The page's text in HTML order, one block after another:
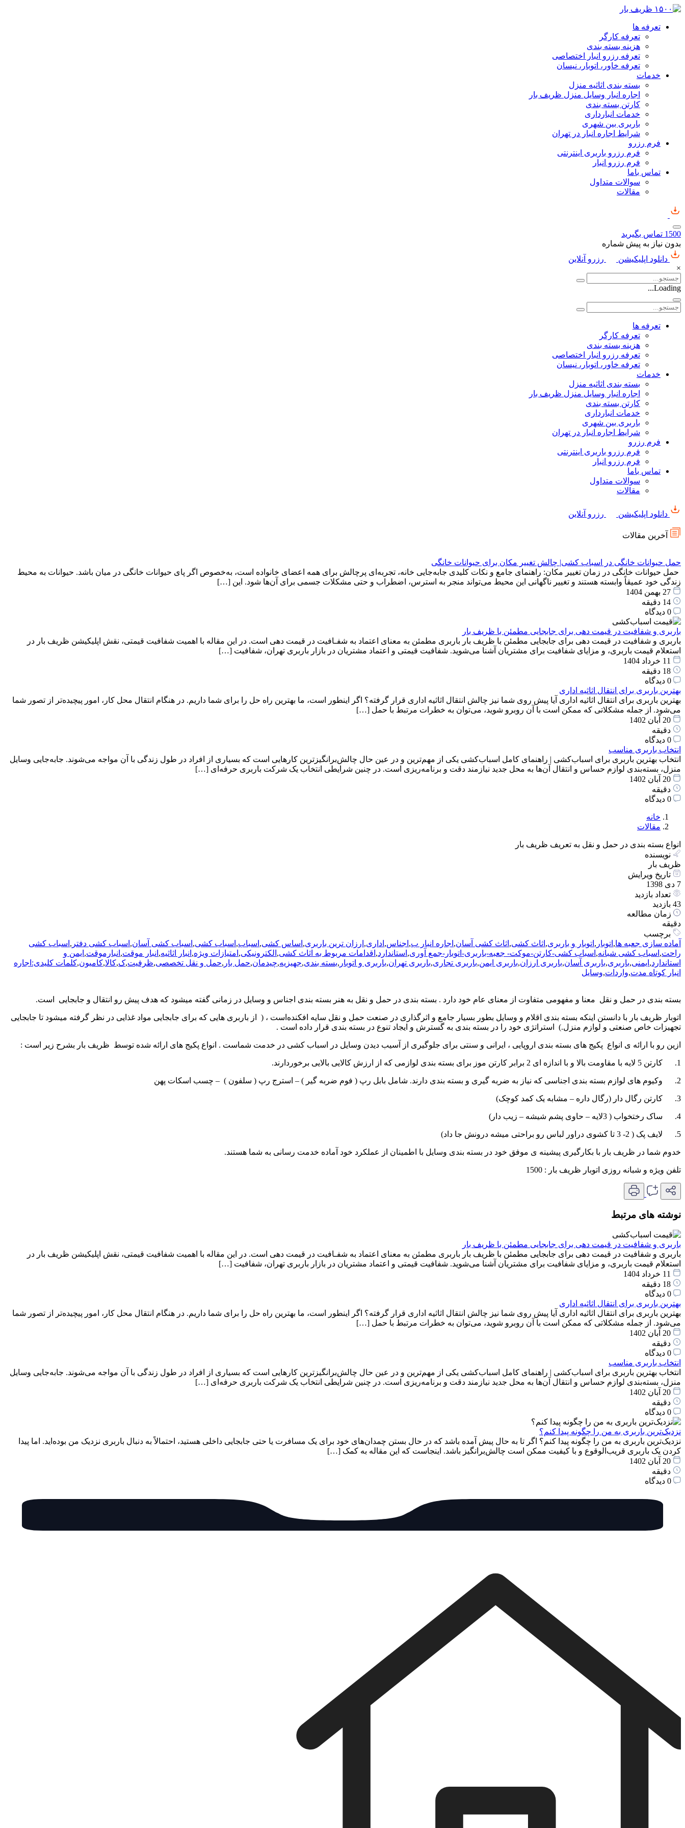
تعرفه ها
تعرفه کارگر
هزینه بسته بندی
تعرفه رزرو انبار اختصاصی
تعرفه خاور، اتوبار، نیسان
خدمات
بسته بندی اثاثیه منزل
اجاره انبار وسایل منزل ظریف بار
کارتن بسته بندی
خدمات انبارداری
باربری بین شهری
شرایط اجاره انبار در تهران
فرم رزرو
فرم رزرو باربری اینترنتی
فرم رزرو انبار
تماس باما
سوالات متداول
مقالات
1500 تماس بگیرید
بدون نیاز به پیش شماره
دانلود اپلیکیشن
رزرو آنلاین
×
Loading...
تعرفه ها
تعرفه کارگر
هزینه بسته بندی
تعرفه رزرو انبار اختصاصی
تعرفه خاور، اتوبار، نیسان
خدمات
بسته بندی اثاثیه منزل
اجاره انبار وسایل منزل ظریف بار
کارتن بسته بندی
خدمات انبارداری
باربری بین شهری
شرایط اجاره انبار در تهران
فرم رزرو
فرم رزرو باربری اینترنتی
فرم رزرو انبار
تماس باما
سوالات متداول
مقالات
دانلود اپلیکیشن رزرو آنلاین
آخرین مقالات
حمل حیوانات خانگی در اسباب کشی| چالش تغییر مکان برای حیوانات خانگی
حمل حیوانات خانگی در زمان تغییر مکان: راهنمای جامع و نکات کلیدی جابه‌جایی خانه، تجربه‌ای پرچالش برای همه اعضای خانواده است، به‌خصوص اگر پای حیوانات خانگی در میان باشد. حیوانات به محیط
زندگی خود عمیقاً وابسته هستند و تغییر ناگهانی این محیط می‌تواند منجر به استرس، اضطراب و حتی مشکلات جسمی برای آن‌ها شود. این […]
27 بهمن 1404
14 دقیقه
0 دیدگاه
باربری و شفافیت در قیمت دهی برای جابجایی مطمئن با ظریف بار
باربری و شفافیت در قیمت دهی برای جابجایی مطمئن با ظریف بار باربری مطمئن به معنای اعتماد به شفـافیت در قیمت دهی است. در این مقاله با اهمیت شفافیت قیمتی، نقش اپلیکیشن ظریف بار در
استعلام قیمت باربری، و مزایای شفافیت برای مشتریان آشنا می‌شوید. شفافیت قیمتی و اعتماد مشتریان در بازار باربری تهران، شفافیت […]
11 خرداد 1404
18 دقیقه
0 دیدگاه
بهترین باربری برای انتقال اثاثیه اداری
بهترین باربری برای انتقال اثاثیه اداری آیا پیش روی شما نیز چالش انتقال اثاثیه اداری قرار گرفته؟ اگر اینطور است، ما بهترین راه حل را برای شما داریم. در هنگام انتقال محل کار، امور پیچیده‌تر از تصور شما
می‌شود. از جمله مشکلاتی که ممکن است با آن روبرو شوید، می‌توان به خطرات مرتبط با حمل […]
20 آبان 1402
دقیقه
0 دیدگاه
انتخاب باربری مناسب
انتخاب بهترین باربری برای اسباب‌کشی | راهنمای کامل اسباب‌کشی یکی از مهم‌ترین و در عین حال چالش‌برانگیزترین کارهایی است که بسیاری از افراد در طول زندگی با آن مواجه می‌شوند. جابه‌جایی وسایل
منزل، بسته‌بندی لوازم حساس و انتقال آن‌ها به محل جدید نیازمند دقت و برنامه‌ریزی است. در چنین شرایطی انتخاب یک شرکت باربری حرفه‌ای […]
20 آبان 1402
دقیقه
0 دیدگاه
خانه
مقالات
انواع بسته بندی در حمل و نقل به تعریف ظریف بار
نویسنده
ظریف بار
تاریخ ویرایش
7 دی 1398
تعداد بازدید
43 بازدید
زمان مطالعه
دقیقه
برچسب
آماده سازی جعبه ها, اتوبار , اتوبار و باربری, اثاث کشی, اثاث کشی آسان, اجاره انبار ب, اجناس, اداری, ارزان ترین باربری, اساس کشی, اسباب, اسباب کشی, اسباب کشی آسان, اسباب کشی دفتر , اسباب کشی
راحت, اسباب کشی شبانه, اسباب کشی-کارتن-موکت- جعبه-باربری-اتوبار-جمع آوری, استاندارد, اقدامات مربوط به اثاث کشی, الکترونیکی, امتیازات ویژه, انبار اثاثیه, انبار موقت, انبارموقت, ایمن و
استاندارد, ایمنی,باربری,باربری آسان,باربری ارزان,باربری ایمن,باربری تجاری,باربری تهران,باربری و اتوبار ,بسته بندی,جهیزیه,چیدمان,حمل بار ,حمل و نقل تخصصی,ظرفیت,ک,کالا,کامیون,کلمات کلیدی:اجاره
انبار کوتاه مدت,واردات,وسایل
بسته بندی در حمل و نقل معنا و مفهومی متفاوت از معنای عام خود دارد . بسته بندی در حمل و نقل به هنر بسته بندی اجناس و وسایل در زمانی گفته میشود که هدف پیش رو انتقال و جابجایی است.
اتوبار ظریف بار با دانستن اینکه بسته بندی اقلام و وسایل بطور بسیار جامع و اثرگذاری در صنعت حمل و نقل سایه افکنده‌است ، ( از باربری هایی که برای جابجایی مواد غذایی در نظر گرفته میشود تا جابجایی
تجهیزات خاص صنعتی و لوازم منزل.) استراتژی خود را در بسته بندی به گسترش و ایجاد تنوع در بسته بندی قرار داده است .
ازین رو با ارائه ی انواع پکیج های بسته بندی اروپایی ، ایرانی و سنتی برای جلوگیری از آسیب دیدن وسایل در اسباب کشی در خدمت شماست . انواع پکیج های ارائه شده توسط ظریف بار بشرح زیر است :
1. کارتن 5 لایه با مقاومت بالا و با اندازه ای 2 برابر کارتن موز برای بسته بندی لوازمی که از ارزش کالایی بالایی برخوردارند.
2. وکیوم های لوازم بسته بندی اجناسی که نیاز به ضربه گیری و بسته بندی دارند. شامل بابل رپ ( فوم ضربه گیر ) – استرج رپ ( سلفون ) – چسب اسکات پهن
3. کارتن رگال دار (رگال داره – مشابه یک کمد کوچک)
4. ساک رختخواب ( 3لایه – حاوی پشم شیشه – زیب دار)
5. لایف پک ( 2- 3 تا کشوی دراور لباس رو براحتی میشه درونش جا داد)
خدوم شما در ظریف بار با بکارگیری پیشینه ی موفق خود در بسته بندی وسایل با اطمینان از عملکرد خود آماده خدمت رسانی به شما هستند.
تلفن ویژه و شبانه روزی اتوبار ظریف بار : 1500
نوشته های مرتبط
باربری و شفافیت در قیمت دهی برای جابجایی مطمئن با ظریف بار
باربری و شفافیت در قیمت دهی برای جابجایی مطمئن با ظریف بار باربری مطمئن به معنای اعتماد به شفـافیت در قیمت دهی است. در این مقاله با اهمیت شفافیت قیمتی، نقش اپلیکیشن ظریف بار در
استعلام قیمت باربری، و مزایای شفافیت برای مشتریان آشنا می‌شوید. شفافیت قیمتی و اعتماد مشتریان در بازار باربری تهران، شفافیت […]
11 خرداد 1404
18 دقیقه
0 دیدگاه
بهترین باربری برای انتقال اثاثیه اداری
بهترین باربری برای انتقال اثاثیه اداری آیا پیش روی شما نیز چالش انتقال اثاثیه اداری قرار گرفته؟ اگر اینطور است، ما بهترین راه حل را برای شما داریم. در هنگام انتقال محل کار، امور پیچیده‌تر از تصور شما
می‌شود. از جمله مشکلاتی که ممکن است با آن روبرو شوید، می‌توان به خطرات مرتبط با حمل […]
20 آبان 1402
دقیقه
0 دیدگاه
انتخاب باربری مناسب
انتخاب بهترین باربری برای اسباب‌کشی | راهنمای کامل اسباب‌کشی یکی از مهم‌ترین و در عین حال چالش‌برانگیزترین کارهایی است که بسیاری از افراد در طول زندگی با آن مواجه می‌شوند. جابه‌جایی وسایل
منزل، بسته‌بندی لوازم حساس و انتقال آن‌ها به محل جدید نیازمند دقت و برنامه‌ریزی است. در چنین شرایطی انتخاب یک شرکت باربری حرفه‌ای […]
20 آبان 1402
دقیقه
0 دیدگاه
نزدیک‌ترین باربری به من را چگونه پیدا کنم؟
نزدیک‌ترین باربری به من را چگونه پیدا کنم؟ اگر تا به حال پیش آمده باشد که در حال بستن چمدان‌های خود برای یک مسافرت یا حتی جابجایی داخلی هستید، احتمالاً به دنبال باربری نزدیک من بوده‌اید. اما پیدا
کردن یک باربری قریب‌الوقوع و با کیفیت ممکن است چالش‌برانگیز باشد. اینجاست که این مقاله به کمک […]
20 آبان 1402
دقیقه
0 دیدگاه